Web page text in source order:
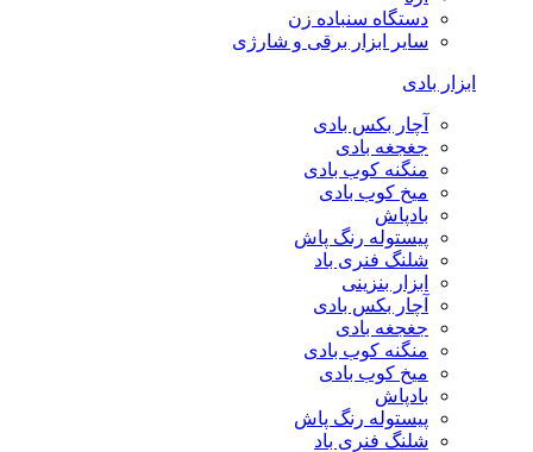
دستگاه سنباده زن
سایر ابزار برقی و شارژی
ابزار بادی
آچار بکس بادی
جغجغه بادی
منگنه کوب بادی
میخ کوب بادی
بادپاش
پیستوله رنگ پاش
شلنگ فنری باد
ابزار بنزینی
آچار بکس بادی
جغجغه بادی
منگنه کوب بادی
میخ کوب بادی
بادپاش
پیستوله رنگ پاش
شلنگ فنری باد